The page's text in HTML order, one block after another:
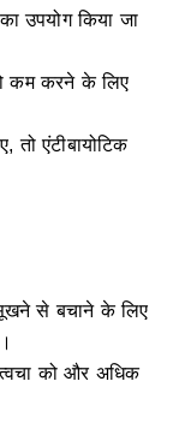
उपयोग किया जा
कम करने के लिए
तो एंटीबायोटिक
से बचाने के लिए
त्वचा को और अधिक